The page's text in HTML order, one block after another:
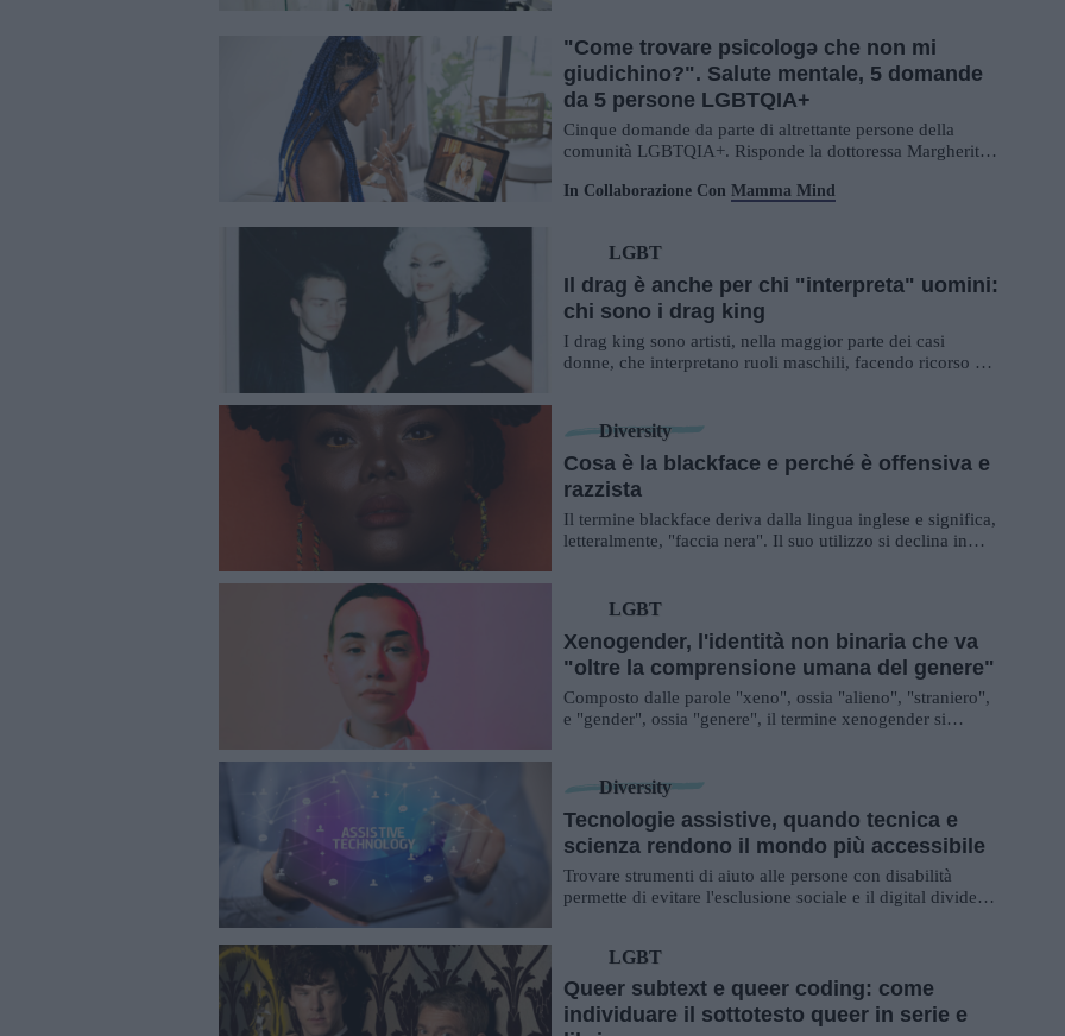
"Come trovare psicologə che non mi
giudichino?". Salute mentale, 5 domande
da 5 persone LGBTQIA+
Cinque domande da parte di altrettante persone della
comunità LGBTQIA+. Risponde la dottoressa Margherita
In Collaborazione Con Mamma Mind
LGBT
Il drag è anche per chi "interpreta" uomini:
chi sono i drag king
I drag king sono artisti, nella maggior parte dei casi
donne, che interpretano ruoli maschili, facendo ricorso a
Diversity
Cosa è la blackface e perché è offensiva e
razzista
Il termine blackface deriva dalla lingua inglese e significa,
letteralmente, "faccia nera". Il suo utilizzo si declina in
LGBT
Xenogender, l'identità non binaria che va
"oltre la comprensione umana del genere"
Composto dalle parole "xeno", ossia "alieno", "straniero",
e "gender", ossia "genere", il termine xenogender si
Diversity
Tecnologie assistive, quando tecnica e
scienza rendono il mondo più accessibile
Trovare strumenti di aiuto alle persone con disabilità
permette di evitare l'esclusione sociale e il digital divide.
LGBT
Queer subtext e queer coding: come
individuare il sottotesto queer in serie e